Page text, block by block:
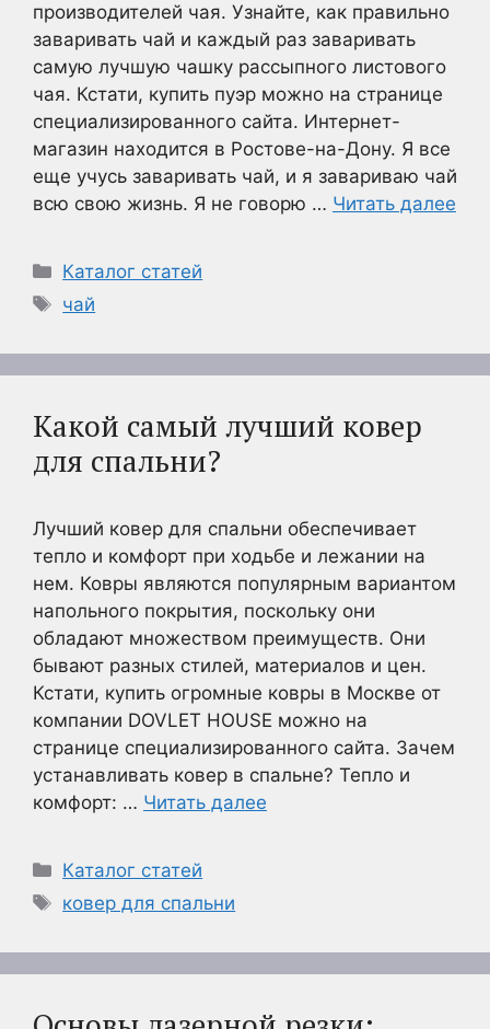
производителей чая. Узнайте, как правильно
заваривать чай и каждый раз заваривать
самую лучшую чашку рассыпного листового
чая. Кстати, купить пуэр можно на странице
специализированного сайта. Интернет-
магазин находится в Ростове-на-Дону. Я все
еще учусь заваривать чай, и я завариваю чай
всю свою жизнь. Я не говорю … Читать далее
Рубрики
Каталог статей
Метки
чай
Какой самый лучший ковер
для спальни?
Лучший ковер для спальни обеспечивает
тепло и комфорт при ходьбе и лежании на
нем. Ковры являются популярным вариантом
напольного покрытия, поскольку они
обладают множеством преимуществ. Они
бывают разных стилей, материалов и цен.
Кстати, купить огромные ковры в Москве от
компании DOVLET HOUSE можно на
странице специализированного сайта. Зачем
устанавливать ковер в спальне? Тепло и
комфорт: … Читать далее
Рубрики
Каталог статей
Метки
ковер для спальни